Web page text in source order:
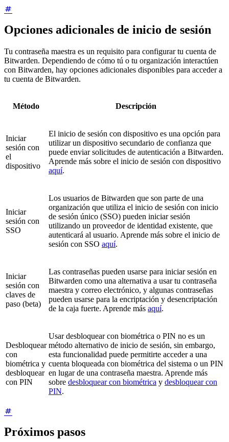
Opciones adicionales de inicio de sesión
Tu contraseña maestra es un requisito para configurar tu cuenta de
Bitwarden. Dependiendo de cómo tú o tu organización interactúen
con Bitwarden, hay opciones adicionales disponibles para acceder a
tu cuenta de Bitwarden.
Método Descripción
Iniciar
sesión con
el
dispositivo
El inicio de sesión con dispositivo es una opción para
utilizar un dispositivo secundario de confianza que
puede enviar solicitudes de autenticación a Bitwarden.
Aprende más sobre el inicio de sesión con dispositivo
aquí.
Iniciar
sesión con
SSO
Los usuarios de Bitwarden que son parte de una
organización que utiliza el inicio de sesión con inicio
de sesión único (SSO) pueden iniciar sesión
utilizando un proveedor de identidad existente, que
autenticará al usuario. Aprende más sobre el inicio de
sesión con SSO aquí.
Iniciar
sesión con
claves de
paso (beta)
Las contraseñas pueden usarse para iniciar sesión en
Bitwarden como una alternativa a usar tu contraseña
maestra y correo electrónico, y algunas contraseñas
pueden usarse para la encriptación y desencriptación
de la caja fuerte. Aprende más aquí.
Desbloquear
con
biométrica y
desbloquear
con PIN
Usar desbloquear con biométrica o PIN no es un
método alternativo de inicio de sesión, sin embargo,
esta funcionalidad puede permitirte acceder a una
cuenta bloqueada con biométrica del sistema o un PIN
en lugar de una contraseña maestra. Aprende más
sobre desbloquear con biométrica y desbloquear con
PIN.
Próximos pasos